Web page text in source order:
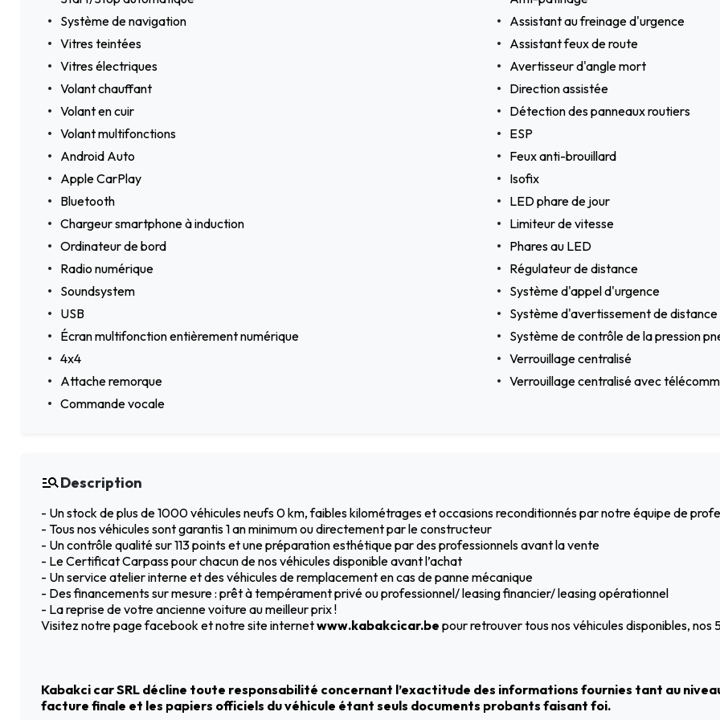
Système de navigation
Assistant au freinage d'urgence
Vitres teintées
Assistant feux de route
Vitres électriques
Avertisseur d'angle mort
Volant chauffant
Direction assistée
Volant en cuir
Détection des panneaux routiers
Volant multifonctions
ESP
Android Auto
Feux anti-brouillard
Apple CarPlay
Isofix
Bluetooth
LED phare de jour
Chargeur smartphone à induction
Limiteur de vitesse
Ordinateur de bord
Phares au LED
Radio numérique
Régulateur de distance
Soundsystem
Système d'appel d'urgence
USB
Système d'avertissement de distance
Écran multifonction entièrement numérique
Système de contrôle de la pression
4x4
Verrouillage centralisé
Attache remorque
Verrouillage centralisé avec
Commande vocale
Description
- Un stock de plus de 1000 véhicules neufs 0 km, faibles kilométrages et occasions reconditionnés par notre équipe de
- Tous nos véhicules sont garantis 1 an minimum ou directement par le constructeur
- Un contrôle qualité sur 113 points et une préparation esthétique par des professionnels avant la vente
- Le Certificat Carpass pour chacun de nos véhicules disponible avant l’achat
- Un service atelier interne et des véhicules de remplacement en cas de panne mécanique
- Des financements sur mesure : prêt à tempérament privé ou professionnel/ leasing financier/ leasing opérationnel
- La reprise de votre ancienne voiture au meilleur prix !
Visitez notre page facebook et notre site internetwww.kabakcicar.be pour retrouver tous nos véhicules disponibles,
Kabakci car SRL décline toute responsabilité concernant l’exactitude des informations fournies tant au
facture finale et les papiers officiels du véhicule étant seuls documents probants faisant foi.